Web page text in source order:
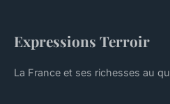
Expressions Terroir
La France et ses richesses au